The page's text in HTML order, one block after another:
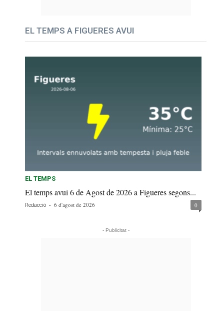
EL TEMPS A FIGUERES AVUI
EL TEMPS
El temps avui 6 de Agost de 2026 a Figueres segons...
Redacció - 6 d'agost de 2026 0
- Publicitat -